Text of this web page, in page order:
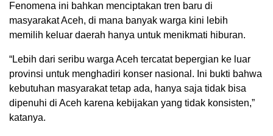
Fenomena ini bahkan menciptakan tren baru di
masyarakat Aceh, di mana banyak warga kini lebih
memilih keluar daerah hanya untuk menikmati hiburan.
“Lebih dari seribu warga Aceh tercatat bepergian ke luar
provinsi untuk menghadiri konser nasional. Ini bukti bahwa
kebutuhan masyarakat tetap ada, hanya saja tidak bisa
dipenuhi di Aceh karena kebijakan yang tidak konsisten,”
katanya.